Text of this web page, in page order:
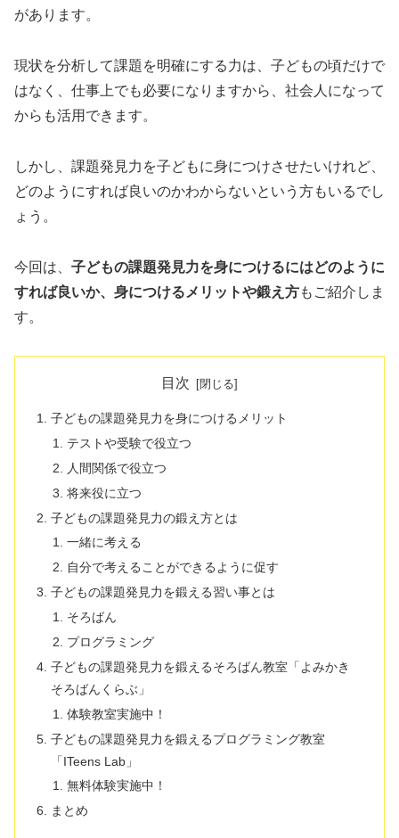
があります。
現状を分析して課題を明確にする力は、子どもの頃だけで
はなく、仕事上でも必要になりますから、社会人になって
からも活用できます。
しかし、課題発見力を子どもに身につけさせたいけれど、
どのようにすれば良いのかわからないという方もいるでし
ょう。
今回は、 子どもの課題発見力を身につけるにはどのように
すれば良いか、身につけるメリットや鍛え方もご紹介しま
す。
目次
子どもの課題発見力を身につけるメリット
テストや受験で役立つ
人間関係で役立つ
将来役に立つ
子どもの課題発見力の鍛え方とは
一緒に考える
自分で考えることができるように促す
子どもの課題発見力を鍛える習い事とは
そろばん
プログラミング
子どもの課題発見力を鍛えるそろばん教室「よみかき
そろばんくらぶ」
体験教室実施中！
子どもの課題発見力を鍛えるプログラミング教室
「ITeens Lab」
無料体験実施中！
まとめ